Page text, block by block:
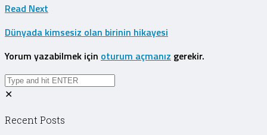
Read Next
Dünyada kimsesiz olan birinin hikayesi
Yorum yazabilmek için oturum açmanız gerekir.
✕
Recent Posts